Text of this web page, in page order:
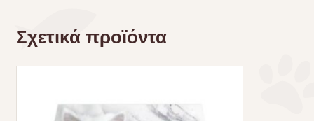
Σχετικά προϊόντα